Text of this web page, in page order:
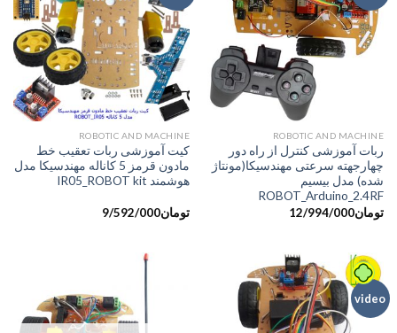
ROBOTIC AND MACHINE
ربات آموزشی کنترل از راه دور
چهارجهته سرعتی مهندسیکا(مونتاژ
شده) مدل بیسیم
ROBOT_Arduino_2.4RF
تومان12/994/000
ROBOTIC AND MACHINE
کیت آموزشی ربات تعقیب خط
مادون قرمز 5 کاناله مهندسیکا مدل
هوشمند IR05_ROBOT kit
تومان9/592/000
video